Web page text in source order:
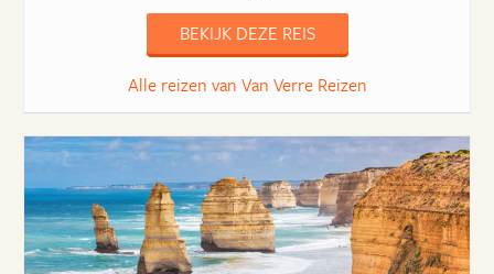
BEKIJK DEZE REIS
Alle reizen van Van Verre Reizen